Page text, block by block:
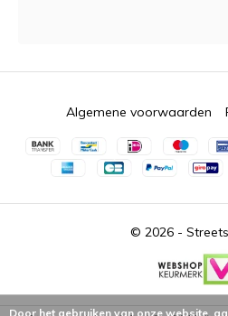
© 2026 -
Algemene voorwaarden
Door het gebruiken van onze website,